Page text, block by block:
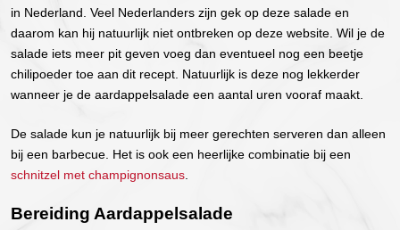
in Nederland. Veel Nederlanders zijn gek op deze salade en
daarom kan hij natuurlijk niet ontbreken op deze website. Wil je de
salade iets meer pit geven voeg dan eventueel nog een beetje
chilipoeder toe aan dit recept. Natuurlijk is deze nog lekkerder
wanneer je de aardappelsalade een aantal uren vooraf maakt.
De salade kun je natuurlijk bij meer gerechten serveren dan alleen
bij een barbecue. Het is ook een heerlijke combinatie bij een
schnitzel met champignonsaus
Bereiding Aardappelsalade